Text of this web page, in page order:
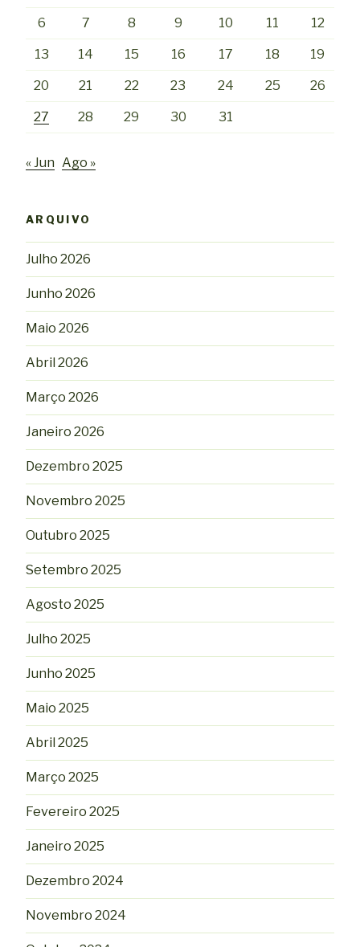
6 7 8 9 10 11 12
13 14 15 16 17 18 19
20 21 22 23 24 25 26
27 28 29 30 31
« Jun Ago »
ARQUIVO
Julho 2026
Junho 2026
Maio 2026
Abril 2026
Março 2026
Janeiro 2026
Dezembro 2025
Novembro 2025
Outubro 2025
Setembro 2025
Agosto 2025
Julho 2025
Junho 2025
Maio 2025
Abril 2025
Março 2025
Fevereiro 2025
Janeiro 2025
Dezembro 2024
Novembro 2024